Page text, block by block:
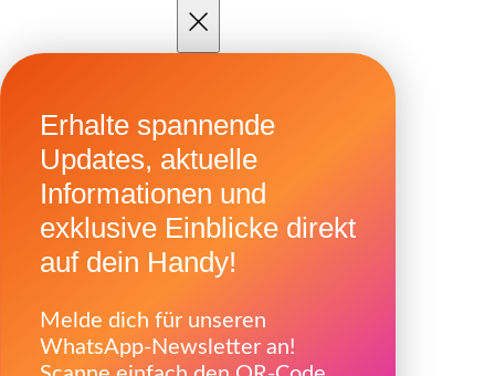
×
Erhalte spannende
Updates, aktuelle
Informationen und
exklusive Einblicke direkt
auf dein Handy!
Melde dich für unseren
WhatsApp-Newsletter an!